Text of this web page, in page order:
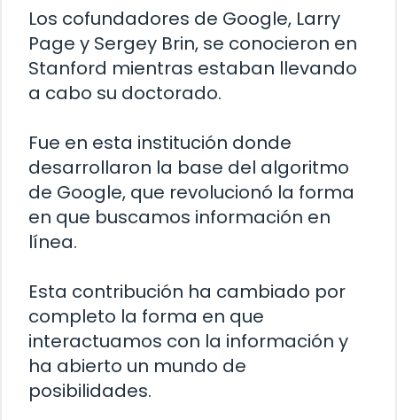
Los cofundadores de Google, Larry
Page y Sergey Brin, se conocieron en
Stanford mientras estaban llevando
a cabo su doctorado.
Fue en esta institución donde
desarrollaron la base del algoritmo
de Google, que revolucionó la forma
en que buscamos información en
línea.
Esta contribución ha cambiado por
completo la forma en que
interactuamos con la información y
ha abierto un mundo de
posibilidades.